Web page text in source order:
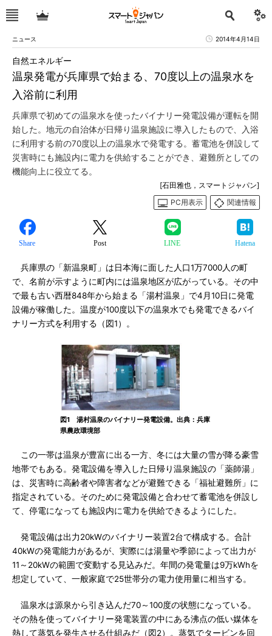
ニュース 2014年4月14日
温泉発電が兵庫県で始まる、70度以上の温泉水を
入浴前に利用
自然エネルギー
兵庫県で初めての温泉水を使ったバイナリー発電設備が運転を開
始した。地元の自治体が日帰り温泉施設に導入したもので、入浴
に利用する前の70度以上の温泉水で発電する。蓄電池を併設して
災害時にも施設内に電力を供給することができ、避難所としての
機能向上に役立てる。
[石田雅也，スマートジャパン]
PC用表示
関連情報
Share Post LINE Hatena
兵庫県の「新温泉町」は日本海に面した人口1万7000人の町
で、名前が示すように町内には温泉地区が広がっている。その中
で最も古い西暦848年から始まる「湯村温泉」で4月10日に発電
設備が稼働した。温度が100度以下の温泉水でも発電できるバイ
ナリー方式を利用する（図1）。
図1 湯村温泉のバイナリー発電設備。出典：兵庫
県農政環境部
この一帯は温泉が豊富に出る一方、冬には大量の雪が降る豪雪
地帯でもある。発電設備を導入した日帰り温泉施設の「薬師湯」
は、災害時に高齢者や障害者などが避難できる「福祉避難所」に
指定されている。そのために発電設備と合わせて蓄電池を併設し
て、停電になっても施設内に電力を供給できるようにした。
発電設備は出力20kWのバイナリー装置2台で構成する。合計
40kWの発電能力があるが、実際には湯量や季節によって出力が
11～20kWの範囲で変動する見込みだ。年間の発電量は9万kWhを
想定していて、一般家庭で25世帯分の電力使用量に相当する。
温泉水は源泉から引き込んだ70～100度の状態になっている。
その熱を使ってバイナリー発電装置の中にある沸点の低い媒体を
熱して蒸気を発生させる仕組みだ（図2）。蒸気でタービンを回